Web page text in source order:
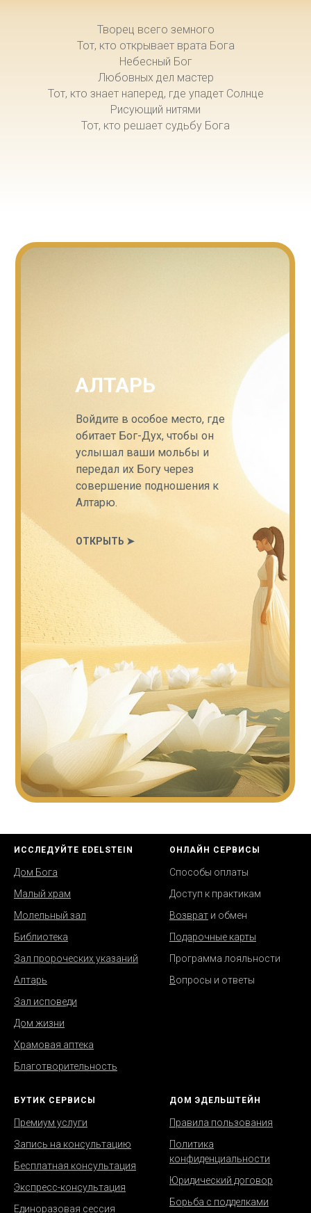
Творец всего земного
Тот, кто открывает врата Бога
Небесный Бог
Любовных дел мастер
Тот, кто знает наперед, где упадет Солнце
Рисующий нитями
Тот, кто решает судьбу Бога
АЛТАРЬ
ОТКРЫТЬ ➤
Войдите в особое место, где
обитает Бог-Дух, чтобы он
услышал ваши мольбы и
передал их Богу через
совершение подношения к
Алтарю.
ИССЛЕДУЙТЕ EDELSTEIN
Дом Бога
Малый храм
Молельный зал
Библиотека
Зал пророческих указаний
Алтарь
Зал исповеди
Дом жизни
Храмовая аптека
Благотворительность
ОНЛАЙН СЕРВИСЫ
Способы оплаты
Доступ к практикам
Возврат и обмен
Подарочные карты
Программа лояльности
Вопросы и ответы
БУТИК СЕРВИСЫ
Премиум услуги
Запись на консультацию
Бесплатная консультация
Экспресс-консультация
Единоразовая сессия
ДОМ ЭДЕЛЬШТЕЙН
Правила пользования
Политика
конфиденциальности
Юридический договор
Борьба с подделками